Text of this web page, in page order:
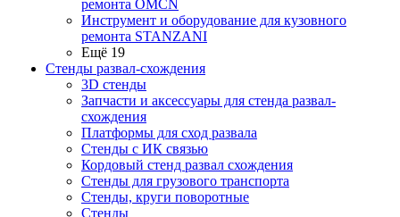
ремонта OMCN
Инструмент и оборудование для кузовного
ремонта STANZANI
Ещё 19
Стенды развал-схождения
3D стенды
Запчасти и аксессуары для стенда развал-
схождения
Платформы для сход развала
Стенды с ИК связью
Кордовый стенд развал схождения
Стенды для грузового транспорта
Стенды, круги поворотные
Стенды